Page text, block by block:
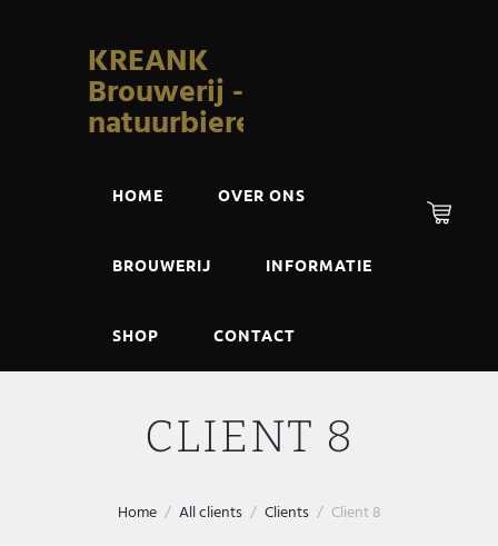
KREANK
Brouwerij -
natuurbieren
HOME OVER ONS
BROUWERIJ INFORMATIE
SHOP CONTACT
CLIENT 8
Home All clients Clients Client 8